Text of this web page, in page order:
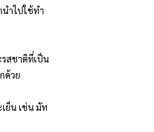
ำไปใช้ทำ
สชาติที่เป็น
ด้วย
ย็น เช่น มัท